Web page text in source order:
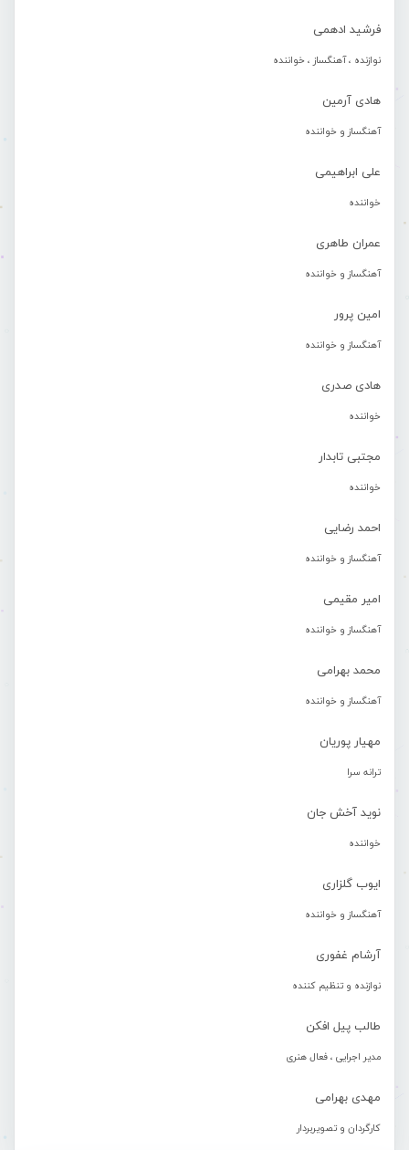
فرشید ادهمی
نوازنده ، آهنگساز ، خواننده
هادی آرمین
آهنگساز و خواننده
علی ابراهیمی
خواننده
عمران طاهری
آهنگساز و خواننده
امین پرور
آهنگساز و خواننده
هادی صدری
خواننده
مجتبی تابدار
خواننده
احمد رضایی
آهنگساز و خواننده
امیر مقیمی
آهنگساز و خواننده
محمد بهرامی
آهنگساز و خواننده
مهیار پوریان
ترانه سرا
نوید آخش جان
خواننده
ایوب گلزاری
آهنگساز و خواننده
آرشام غفوری
نوازنده و تنظیم کننده
طالب پیل افکن
مدیر اجرایی ، فعال هنری
مهدی بهرامی
کارگردان و تصویربردار